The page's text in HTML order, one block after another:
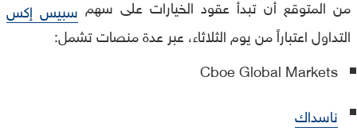
من المتوقع أن تبدأ عقود الخيارات على سهم سبيس إكس
التداول اعتباراً من يوم الثلاثاء، عبر عدة منصات تشمل:
Cboe Global Markets
ناسداك